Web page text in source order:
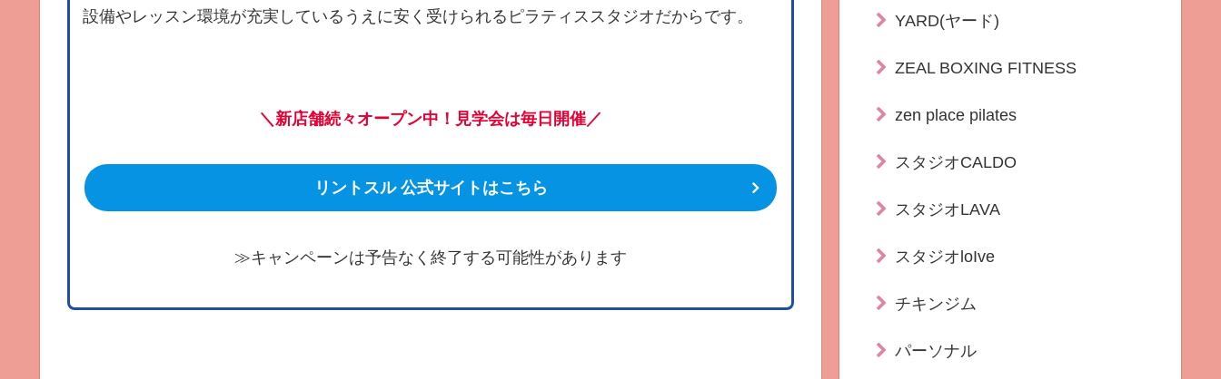
設備やレッスン環境が充実しているうえに安く受けられるピラティススタジオだからです。
＼新店舗続々オープン中！見学会は毎日開催／
リントスル 公式サイトはこちら
≫キャンペーンは予告なく終了する可能性があります
YARD(ヤード)
ZEAL BOXING FITNESS
zen place pilates
スタジオCALDO
スタジオLAVA
スタジオloIve
チキンジム
パーソナル